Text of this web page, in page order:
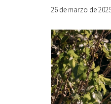
26 de marzo de